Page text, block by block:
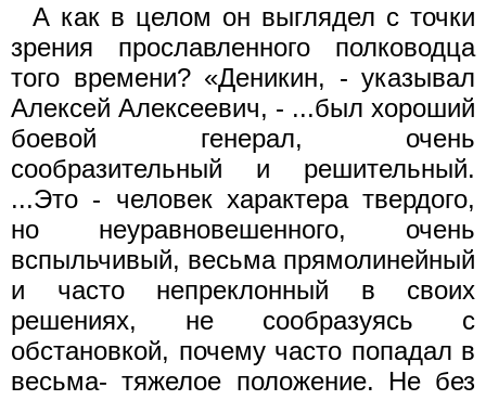
А как в целом он выглядел с точки
зрения прославленного полководца
того времени? «Деникин, - указывал
Алексей Алек­сеевич, - ...был хороший
боевой генерал, очень
сообразительный и решительный.
...Это - человек характера твердого,
но неурав­новешенного, очень
вспыльчивый, весьма прямолинейный
и часто непреклонный в своих
решениях, не сообразуясь с
обстановкой, почему часто попадал в
весьма- тяжелое положение. Не без